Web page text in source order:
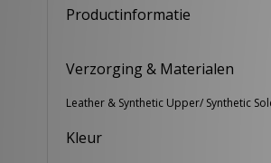
Productinformatie
Verzorging & Materialen
Leather & Synthetic Upper/ Synthetic
Kleur